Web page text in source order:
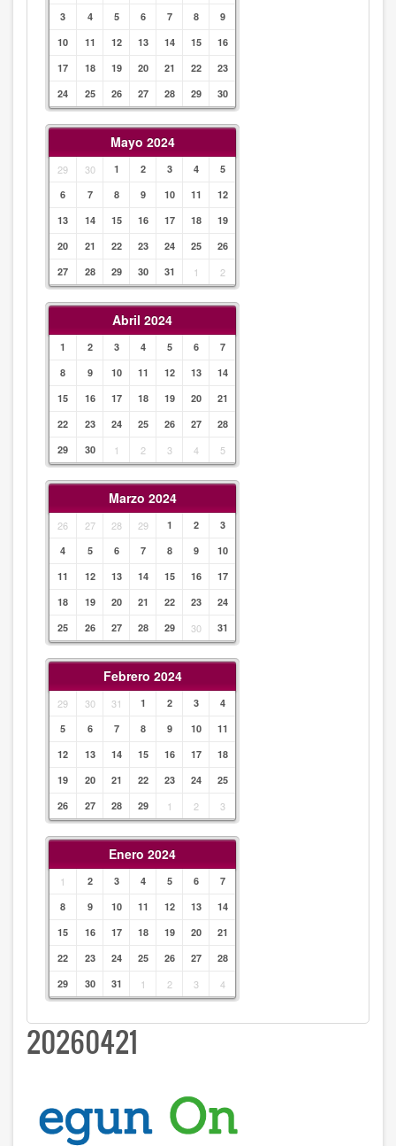
3
4 5 6 7 8
9
10
11 12 13 14 15
16
17
18 19 20 21 22
23
24
25 26 27 28 29 30
Mayo 2024
29 30 1 2 3 4
5
6
7 8 9 10 11
12
13
14 15 16 17 18
19
20
21 22 23 24 25
26
27
28 29 30 31 1 2
Abril 2024
1 2 3 4 5 6
7
8
9 10 11 12 13
14
15
16 17 18 19 20
21
22
23 24 25 26 27
28
29
30 1 2 3 4 5
Marzo 2024
26 27 28 29 1 2
3
4
5 6 7 8 9
10
11
12 13 14 15 16
17
18
19 20 21 22 23
24
25
26 27 28 29 30 31
Febrero 2024
29 30 31 1 2 3
4
5
6 7 8 9 10
11
12
13 14 15 16 17
18
19
20 21 22 23 24
25
26
27 28 29 1 2 3
Enero 2024
1 2 3 4 5 6
7
8
9 10 11 12 13
14
15
16 17 18 19 20
21
22
23 24 25 26 27
28
29
30 31 1 2 3 4
20260421